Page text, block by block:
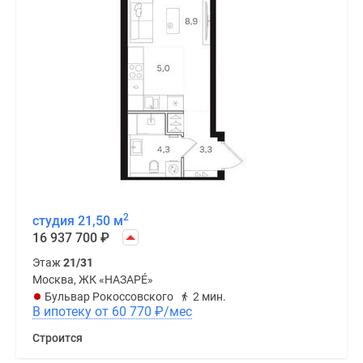
студия 21,50 м2
16 937 700 ₽
Этаж 21/31
Москва, ЖК «НАЗАРÉ»
Бульвар Рокоссовского
2 мин.
В ипотеку от 60 770 ₽/мес
Строится